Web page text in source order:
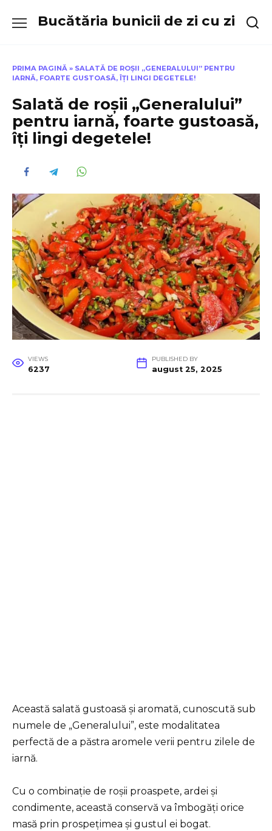
Bucătăria bunicii de zi cu zi
PRIMA PAGINĂ » SALATĂ DE ROȘII „GENERALULUI” PENTRU
IARNĂ, FOARTE GUSTOASĂ, ÎȚI LINGI DEGETELE!
Salată de roșii „Generalului”
pentru iarnă, foarte gustoasă,
îți lingi degetele!
VIEWS
6237
PUBLISHED BY
august 25, 2025
Această salată gustoasă și aromată, cunoscută sub
numele de „Generalului”, este modalitatea
perfectă de a păstra aromele verii pentru zilele de
iarnă.
Cu o combinație de roșii proaspete, ardei și
condimente, această conservă va îmbogăți orice
masă prin prospețimea și gustul ei bogat.